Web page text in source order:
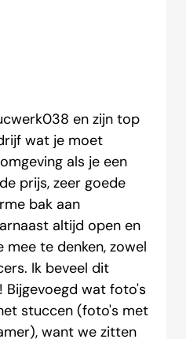
en zijn top
wat je moet
als je een
prijs, zeer goede
bak aan
altijd open en
te denken, zowel
Ik beveel dit
Bijgevoegd wat foto's
stuccen (foto's met
want we zitten